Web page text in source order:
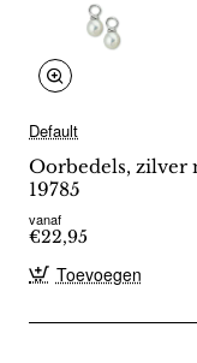
Default
Oorbedels, zilver
19785
vanaf
€22,95
Toevoegen